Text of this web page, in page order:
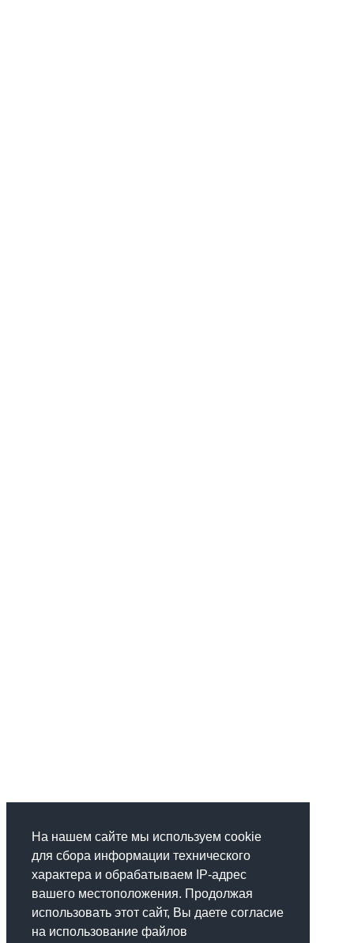
На нашем сайте мы используем cookie
для сбора информации технического
характера и обрабатываем IP-адрес
вашего местоположения. Продолжая
использовать этот сайт, Вы даете согласие
на использование файлов